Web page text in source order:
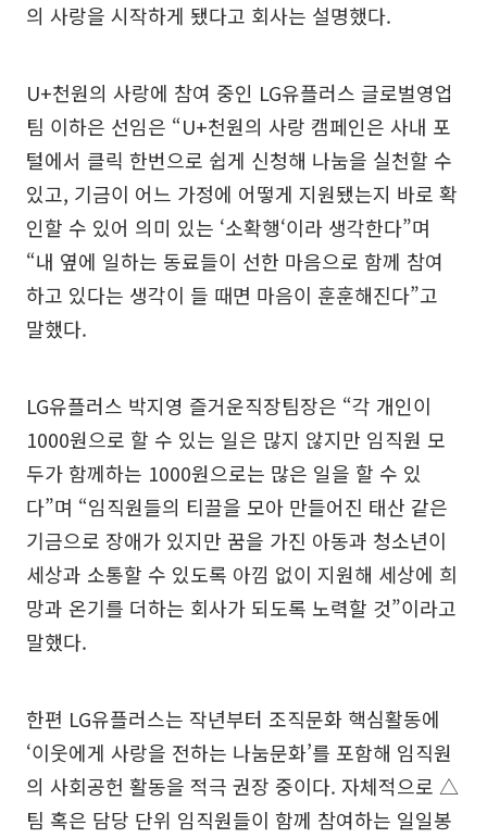
의 사랑을 시작하게 됐다고 회사는 설명했다.
U+천원의 사랑에 참여 중인 LG유플러스 글로벌영업
팀 이하은 선임은 “U+천원의 사랑 캠페인은 사내 포
털에서 클릭 한번으로 쉽게 신청해 나눔을 실천할 수
있고, 기금이 어느 가정에 어떻게 지원됐는지 바로 확
인할 수 있어 의미 있는 ‘소확행‘이라 생각한다”며
“내 옆에 일하는 동료들이 선한 마음으로 함께 참여
하고 있다는 생각이 들 때면 마음이 훈훈해진다”고
말했다.
LG유플러스 박지영 즐거운직장팀장은 “각 개인이
1000원으로 할 수 있는 일은 많지 않지만 임직원 모
두가 함께하는 1000원으로는 많은 일을 할 수 있
다”며 “임직원들의 티끌을 모아 만들어진 태산 같은
기금으로 장애가 있지만 꿈을 가진 아동과 청소년이
세상과 소통할 수 있도록 아낌 없이 지원해 세상에 희
망과 온기를 더하는 회사가 되도록 노력할 것”이라고
말했다.
한편 LG유플러스는 작년부터 조직문화 핵심활동에
‘이웃에게 사랑을 전하는 나눔문화’를 포함해 임직원
의 사회공헌 활동을 적극 권장 중이다. 자체적으로 △
팀 혹은 담당 단위 임직원들이 함께 참여하는 일일봉